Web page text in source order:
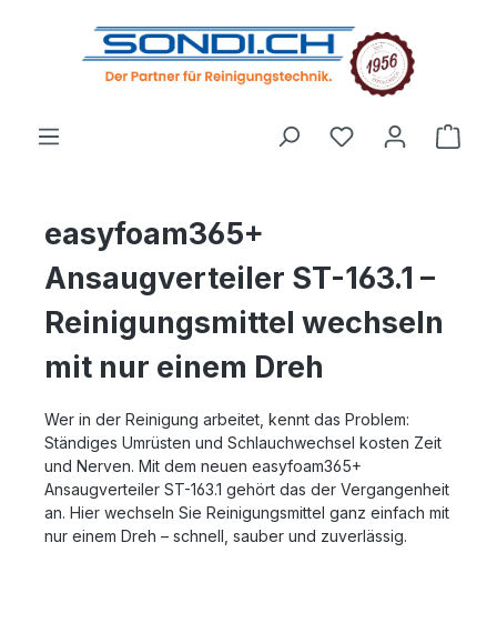
springen
easyfoam365+
Ansaugverteiler ST-163.1 –
Reinigungsmittel wechseln
mit nur einem Dreh
Wer in der Reinigung arbeitet, kennt das Problem:
Ständiges Umrüsten und Schlauchwechsel kosten Zeit
und Nerven. Mit dem neuen easyfoam365+
Ansaugverteiler ST-163.1 gehört das der Vergangenheit
an. Hier wechseln Sie Reinigungsmittel ganz einfach mit
nur einem Dreh – schnell, sauber und zuverlässig.